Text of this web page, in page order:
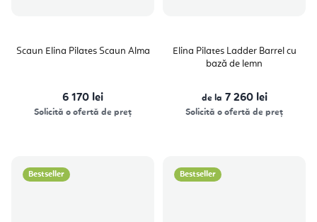
Scaun Elina Pilates Scaun Alma
6 170 lei
Solicită o ofertă de preț
Elina Pilates Ladder Barrel cu
bază de lemn
de la 7 260 lei
Solicită o ofertă de preț
Bestseller Bestseller